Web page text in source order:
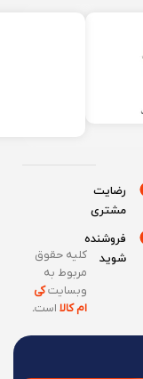
مشتری
شوید
کلیه حقوق
مربوط به
وبسایتکی
ام کالااست.